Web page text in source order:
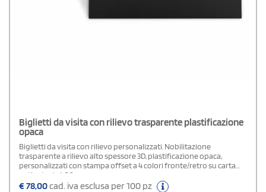
Biglietti da visita con rilievo trasparente plastificazione
opaca
Biglietti da visita con rilievo personalizzati. Nobilitazione
trasparente a rilievo alto spessore 3D, plastificazione opaca,
personalizzati con stampa offset a 4 colori fronte/retro su carta
patinata da 400 gr.
€78,00cad. iva esclusa per 100 pz